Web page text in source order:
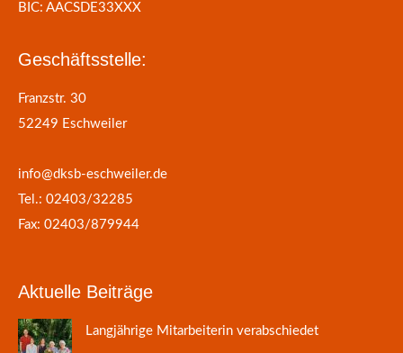
BIC: AACSDE33XXX
Geschäftsstelle:
Franzstr. 30
52249 Eschweiler
info@dksb-eschweiler.de
Tel.: 02403/32285
Fax: 02403/879944
Aktuelle Beiträge
Langjährige Mitarbeiterin verabschiedet